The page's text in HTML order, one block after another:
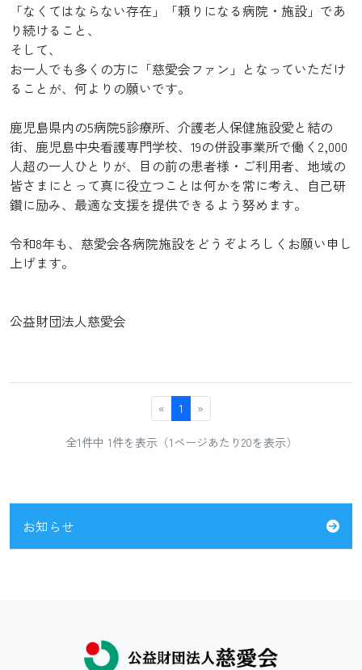
「なくてはならない存在」「頼りになる病院・施設」であ
り続けること、
そして、
お一人でも多くの方に「慈愛会ファン」となっていただけ
ることが、何よりの願いです。
鹿児島県内の5病院5診療所、介護老人保健施設愛と結の
街、鹿児島中央看護専門学校、19の併設事業所で働く2,000
人超の一人ひとりが、目の前の患者様・ご利用者、地域の
皆さまにとって真に役立つことは何かを常に考え、自己研
鑽に励み、最適な支援を提供できるよう努めます。
令和8年も、慈愛会各病院施設をどうぞよろしくお願い申し
上げます。
公益財団法人慈愛会
« 1 »
全1件中 1件を表示（1ページあたり20を表示）
お知らせ